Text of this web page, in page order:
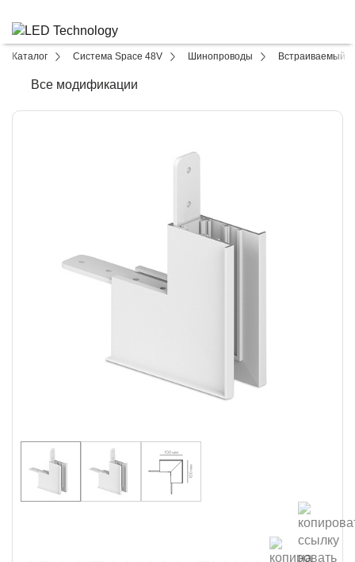
Каталог Система Space 48V Шинопроводы Встраиваемый
Все модификации